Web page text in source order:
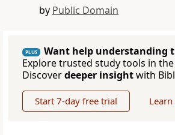
by Public Domain
PLUS
Want help understanding
Explore trusted study tools in the
Discoverdeeper insightwith
Start 7-day free trial